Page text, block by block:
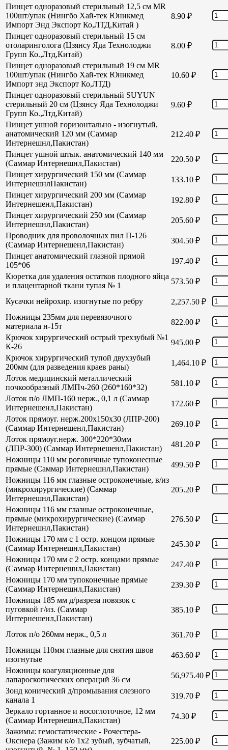
Пинцет одноразовый стерильный 12,5 см MR
100шт/упак (Нингбо Хай-тек Юникмед
Импорт Энд Экспорт Ко,ЛТД,Китай )
8.90 ₽
Пинцет одноразовый стерильный 15 см
отоларинголога (Цзянсу Яда Технолоджи
Групп Ко.,Лтд,Китай)
8.00 ₽
Пинцет одноразовый стерильный 19 см MR
100шт/упак (Нингбо Хай-тек Юникмед
Импорт энд Экспорт Ко,ЛТД)
10.60 ₽
Пинцет одноразовый стерильный SUYUN
стерильный 20 см (Цзянсу Яда Технолоджи
Групп Ко.,Лтд,Китай)
9.60 ₽
Пинцет ушной горизонтально - изогнутый,
анатомический 120 мм (Саммар
Интернешнл,Пакистан)
212.40 ₽
Пинцет ушной штык. анатомический 140 мм
(Саммар Интернешнл,Пакистан)
220.50 ₽
Пинцет хирургический 150 мм (Саммар
ИнтернешнлПакистан)
133.10 ₽
Пинцет хирургический 200 мм (Саммар
Интернешенл,Пакистан)
192.80 ₽
Пинцет хирургический 250 мм (Саммар
Интернешнл,Пакистан)
205.60 ₽
Проводник для проволочных пил П-126
(Саммар Интернешенл,Пакистан)
304.50 ₽
Пинцет анатомический глазной прямой
105*06
197.40 ₽
Кюретка для удаления остатков плодного яйца
и плацентарной ткани тупая № 1
573.50 ₽
Кусачки нейрохир. изогнутые по ребру 2,257.50 ₽
Ножницы 235мм для перевязочного
материала н-15т
822.00 ₽
Крючок хирургический острый трехзубый №1
К-26
945.00 ₽
Крючок хирургический тупой двухзубый
200мм (для разведения краев раны)
1,464.10 ₽
Лоток медицинский металлический
почкообразный ЛМПч-260 (260*160*32)
581.10 ₽
Лоток п/о ЛМП-160 нерж., 0,1 л (Саммар
Интернешенл,Пакистан)
172.60 ₽
Лоток прямоуг. нерж.200х150х30 (ЛПР-200)
(Саммар Интернешенл,Пакистан)
269.10 ₽
Лоток прямоуг.нерж. 300*220*30мм
(ЛПР-300) (Саммар Интернешенл,Пакистан)
481.20 ₽
Ножницы 110 мм роговичные тупоконесные
прямые (Саммар Интернешнл,Пакистан)
499.50 ₽
Ножницы 116 мм глазные остроконечные, в/из
(микрохирургические) (Саммар
Интернешнл,Пакистан)
205.20 ₽
Ножницы 116 мм глазные остроконечные,
прямые (микрохирургические) (Саммар
Интернешнл,Пакистан)
276.50 ₽
Ножницы 170 мм с 1 остр. концом прямые
(Саммар Интернешнл,Пакистан)
245.30 ₽
Ножницы 170 мм с 2 остр. концами прямые
(Саммар Интернешнл,Пакистан)
247.40 ₽
Ножницы 170 мм тупоконечные прямые
(Саммар Интернешнл,Пакистан)
239.30 ₽
Ножницы 185 мм д/разреза повязок с
пуговкой г/из. (Саммар
Интернешенл,Пакистан)
385.10 ₽
Лоток п/о 260мм нерж., 0,5 л 361.70 ₽
Ножницы 110мм глазные для снятия швов
изогнутые
463.60 ₽
Ножницы коагуляционные для
лапароскопических операций 36 см
56,975.40 ₽
Зонд конический д/промывания слезного
канала 1
319.70 ₽
Зеркало гортанное и носоглоточное, 12 мм
(Саммар Интернешнл,Пакистан)
74.30 ₽
Зажимы: гемостатические - Рочестера-
Окснера (Зажим к/о 1х2 зубый, зубчатый,
225.00 ₽